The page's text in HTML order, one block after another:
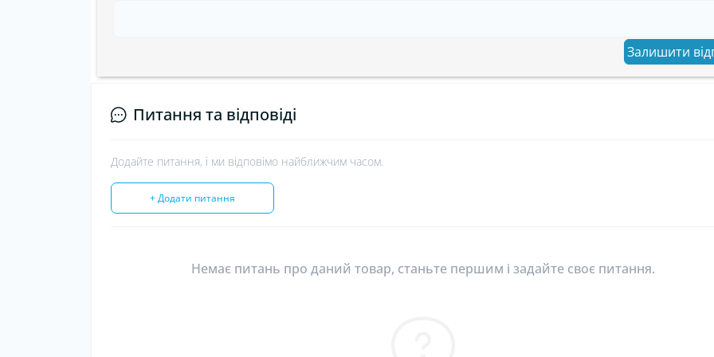
Залишити
Питання та відповіді
Додайте питання, і ми відповімо найближчим часом.
+ Додати питання
Немає питань про даний товар, станьте першим і задайте своє питання.